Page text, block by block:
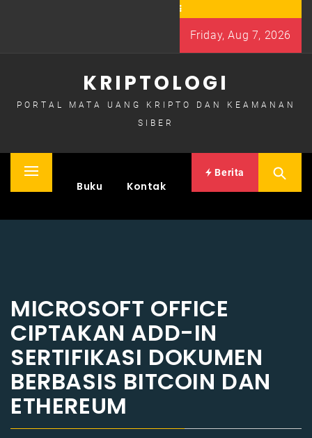
Friday, Aug 7, 2026
KRIPTOLOGI
PORTAL MATA UANG KRIPTO DAN KEAMANAN
SIBER
Primary
Buku Kontak
Berita
MICROSOFT OFFICE
CIPTAKAN ADD-IN
SERTIFIKASI DOKUMEN
BERBASIS BITCOIN DAN
ETHEREUM